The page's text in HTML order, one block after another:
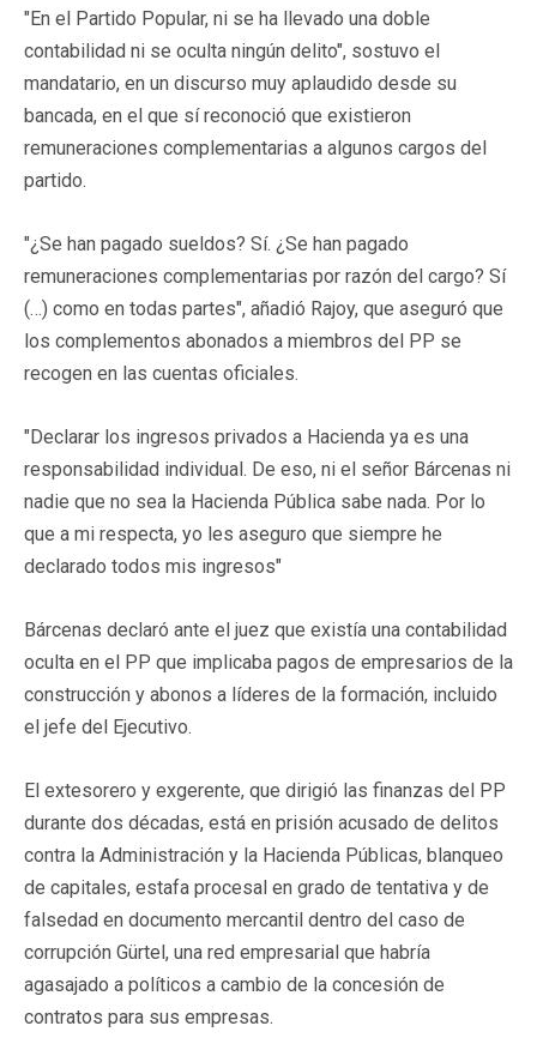
"En el Partido Popular, ni se ha llevado una doble
contabilidad ni se oculta ningún delito", sostuvo el
mandatario, en un discurso muy aplaudido desde su
bancada, en el que sí reconoció que existieron
remuneraciones complementarias a algunos cargos del
partido.
"¿Se han pagado sueldos? Sí. ¿Se han pagado
remuneraciones complementarias por razón del cargo? Sí
(…) como en todas partes", añadió Rajoy, que aseguró que
los complementos abonados a miembros del PP se
recogen en las cuentas oficiales.
"Declarar los ingresos privados a Hacienda ya es una
responsabilidad individual. De eso, ni el señor Bárcenas ni
nadie que no sea la Hacienda Pública sabe nada. Por lo
que a mi respecta, yo les aseguro que siempre he
declarado todos mis ingresos"
Bárcenas declaró ante el juez que existía una contabilidad
oculta en el PP que implicaba pagos de empresarios de la
construcción y abonos a líderes de la formación, incluido
el jefe del Ejecutivo.
El extesorero y exgerente, que dirigió las finanzas del PP
durante dos décadas, está en prisión acusado de delitos
contra la Administración y la Hacienda Públicas, blanqueo
de capitales, estafa procesal en grado de tentativa y de
falsedad en documento mercantil dentro del caso de
corrupción Gürtel, una red empresarial que habría
agasajado a políticos a cambio de la concesión de
contratos para sus empresas.